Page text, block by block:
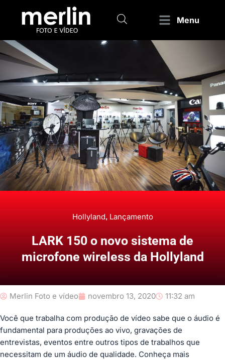
Menu
Hollyland, Lançamento
LARK 150 o novo sistema de
microfone wireless da Hollyland
Merlin Foto e vídeo novembro 13, 2020 11:32 am
Você que trabalha com produção de vídeo sabe que o áudio é
fundamental para produções ao vivo, gravações de
entrevistas, eventos entre outros tipos de trabalhos que
necessitam de um áudio de qualidade. Conheça mais